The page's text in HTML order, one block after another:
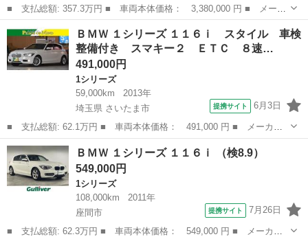
■ 支払総額: 357.3万円 ■ 車両本体価格： 3,380,000 円 ■ メーカ
ー名： ＢＭＷ ■ 車種名： １シリーズ ■ グレード名： １２
０ Ｍスポーツ テクノロジーパッケージ・１８インチＡＷ・ドライ
ビングアシ...
神奈川 相模原市 1シリーズ
ＢＭＷ １シリーズ １１６ｉ スタイル 車検
整備付き スマキー２ ＥＴＣ ８速…
491,000円
1シリーズ
59,000km
2013年
埼玉県 さいたま市
提携サイト 6月3日
■ 支払総額: 62.1万円 ■ 車両本体価格： 491,000 円 ■ メーカー
名： ＢＭＷ ■ 車種名： １シリーズ ■ グレード名： １１６
ｉ スタイル 車検整備付き スマキー２ ＥＴＣ ８速ＡＴ ター
ボ 純正１６Ａ...
埼玉 さいたま市 1シリーズ
ＢＭＷ １シリーズ １１６ｉ （検8.9）
549,000円
1シリーズ
108,000km
2011年
座間市
提携サイト 7月26日
■ 支払総額: 62.3万円 ■ 車両本体価格： 549,000 円 ■ メーカー